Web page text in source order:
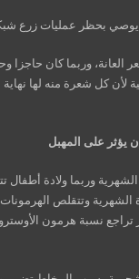
بحظر عمليات زرع
وربما كان حاجزا
لأن كل شعرة منه لها نهاية
يؤثر على المهبل
وربما ولادة أطفال
الشهرية وتتقلص
تراجع نسبة هرمون